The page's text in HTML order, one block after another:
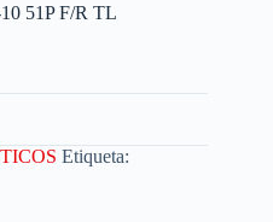
51P F/R TL
Etiqueta: